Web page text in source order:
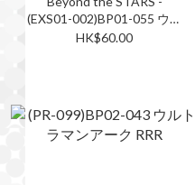
(EXS01-002)BP01-055 ウル
トラマンゼロ
HK$60.00